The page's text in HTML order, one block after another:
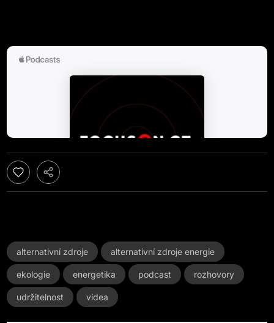
alternativní zdroje alternativní zdroje energie
ekologie energetika podcast rozhovory
udržitelnost videa